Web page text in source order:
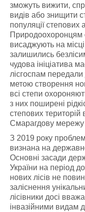
зможуть вижити,
видів або знищити
популяції степових
Природоохоронцям
висаджують на
залишились
чудова ініціатива
лісгоспам передали
метою створення
всі степи
з них поширені
степових територій
Смарагдову
З 2019 року
визнана на
Основні засади
України на період
нових лісів не
заліснення
лісівники досі
інвазійними видам